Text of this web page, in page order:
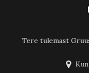
Tere tulemast